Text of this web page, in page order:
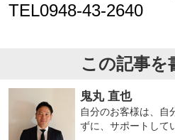
TEL0948-43-2640
この記事を
鬼丸 直也
自分のお客様は、自
ずに、サポートして